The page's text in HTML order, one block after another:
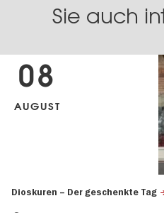
Sie auch
Dioskuren – Der geschenkte Tag
08
AUGUST